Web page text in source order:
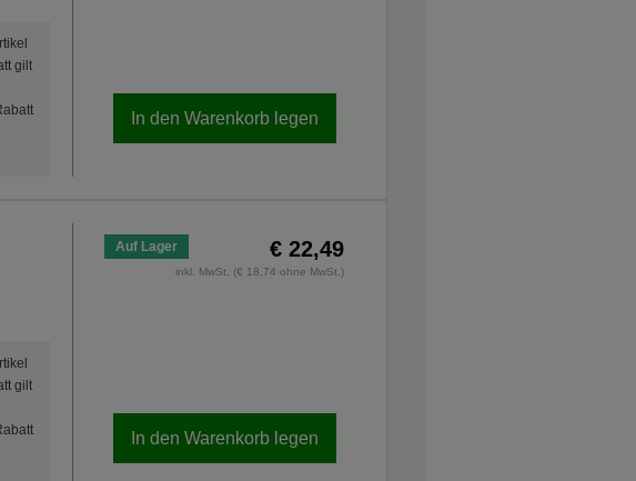
gilt
In den Warenkorb legen
gilt
Auf Lager € 22,49
inkl. MwSt. (€ 18,74 ohne MwSt.)
In den Warenkorb legen